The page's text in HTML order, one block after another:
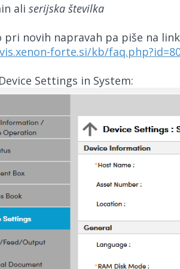
aliserijska številka
pri novih napravah pa piše na
forte.si/kb/
Settings in System: